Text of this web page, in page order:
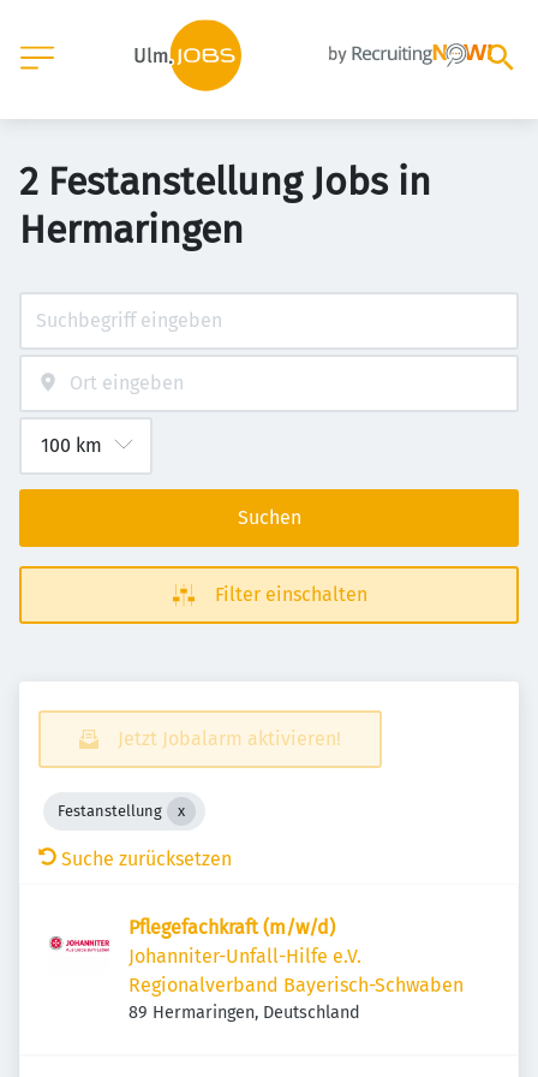
2 Festanstellung Jobs in
Hermaringen
Suchen
Filter einschalten
Jetzt Jobalarm aktivieren!
Festanstellung
Suche zurücksetzen
Pflegefachkraft (m/w/d)
Johanniter-Unfall-Hilfe e.V.
Regionalverband Bayerisch-Schwaben
89 Hermaringen, Deutschland